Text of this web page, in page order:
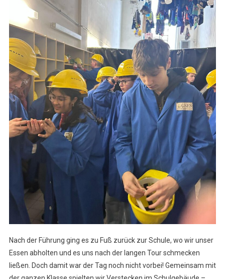
Nach der Führung ging es zu Fuß zurück zur Schule, wo wir unser
Essen abholten und es uns nach der langen Tour schmecken
ließen. Doch damit war der Tag noch nicht vorbei! Gemeinsam mit